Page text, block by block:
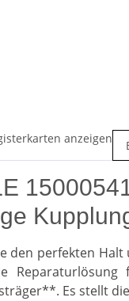
anzeigen
den perfekten
Reparaturlösung
Es stellt